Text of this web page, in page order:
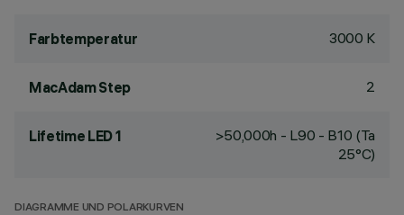
Farbtemperatur 3000 K
MacAdam Step 2
Lifetime LED 1
>50,000h - L90 - B10 (Ta
25°C)
DIAGRAMME UND POLARKURVEN